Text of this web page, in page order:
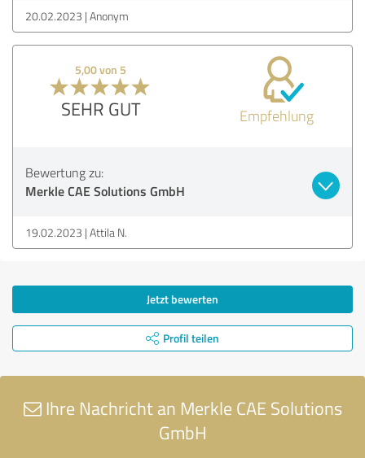
20.02.2023 Anonym
5,00 von 5
SEHR GUT Empfehlung
Bewertung zu:
Merkle CAE Solutions GmbH
19.02.2023 Attila N.
Jetzt bewerten
Profil teilen
Ihre Nachricht an Merkle CAE Solutions
GmbH